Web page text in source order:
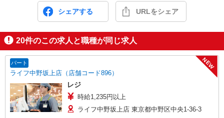
シェアする URLをシェア
20件のこの求人と職種が同じ求人
パート
ライフ中野坂上店（店舗コード896）
NEW
レジ
時給1,235円以上
ライフ中野坂上店 東京都中野区中央1-36-3